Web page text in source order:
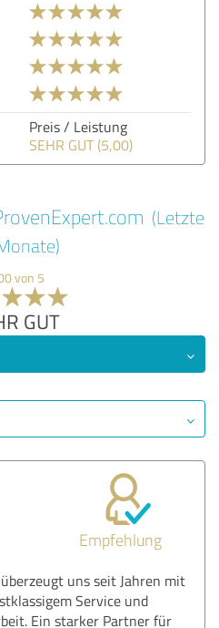
Preis / Leistung
SEHR GUT (5,00)
(Letzte
von 5
GUT
Empfehlung
uns seit Jahren mit
Service und
Ein starker Partner für